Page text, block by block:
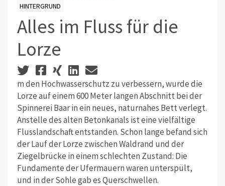
HINTERGRUND
Alles im Fluss für die
Lorze
m den Hochwasserschutz zu verbessern, wurde die
Lorze auf einem 600 Meter langen Abschnitt bei der
Spinnerei Baar in ein neues, naturnahes Bett verlegt.
Anstelle des alten Betonkanals ist eine vielfältige
Flusslandschaft entstanden. Schon lange befand sich
der Lauf der Lorze zwischen Waldrand und der
Ziegelbrücke in einem schlechten Zustand: Die
Fundamente der Ufermauern waren unterspült,
und in der Sohle gab es Querschwellen.